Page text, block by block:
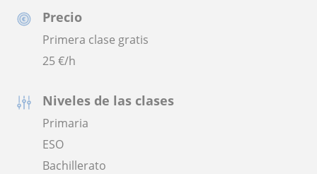
Precio
Primera clase gratis
25€/h
Niveles de las clases
Primaria
ESO
Bachillerato